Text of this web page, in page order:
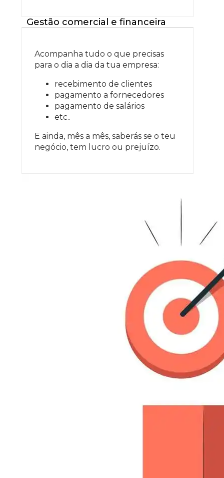
Gestão comercial e financeira
Acompanha tudo o que precisas
para o dia a dia da tua empresa:
recebimento de clientes
pagamento a fornecedores
pagamento de salários
etc..
E ainda, mês a mês, saberás se o teu
negócio, tem lucro ou prejuízo.